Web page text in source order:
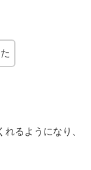
るようになり、